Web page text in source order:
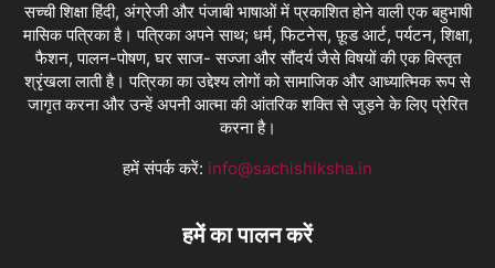
सच्ची शिक्षा हिंदी, अंग्रेजी और पंजाबी भाषाओं में प्रकाशित होने वाली एक बहुभाषी
मासिक पत्रिका है। पत्रिका अपने साथ; धर्म, फिटनेस, फ़ूड आर्ट, पर्यटन, शिक्षा,
फैशन, पालन-पोषण, घर साज- सज्जा और सौंदर्य जैसे विषयों की एक विस्तृत
श्रृंखला लाती है। पत्रिका का उद्देश्य लोगों को सामाजिक और आध्यात्मिक रूप से
जागृत करना और उन्हें अपनी आत्मा की आंतरिक शक्ति से जुड़ने के लिए प्रेरित
करना है।
हमें संपर्क करें: info@sachishiksha.in
हमें का पालन करें